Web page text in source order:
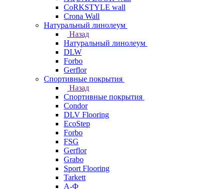
CoRKSTYLE wall
Crona Wall
Натуральный линолеум
Назад
Натуральный линолеум
DLW
Forbo
Gerflor
Спортивные покрытия
Назад
Спортивные покрытия
Condor
DLV Flooring
EcoStep
Forbo
FSG
Gerflor
Grabo
Sport Flooring
Tarkett
А-Ф